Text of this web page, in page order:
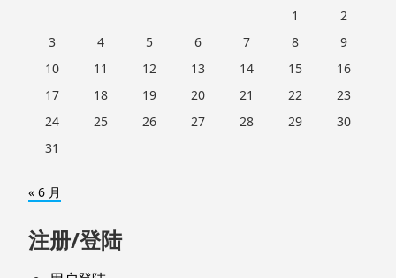
1
2
3
4 5 6 7 8
9
10
11 12 13 14 15
16
17
18 19 20 21 22
23
24
25 26 27 28 29
30
31
« 6 月
注册/登陆